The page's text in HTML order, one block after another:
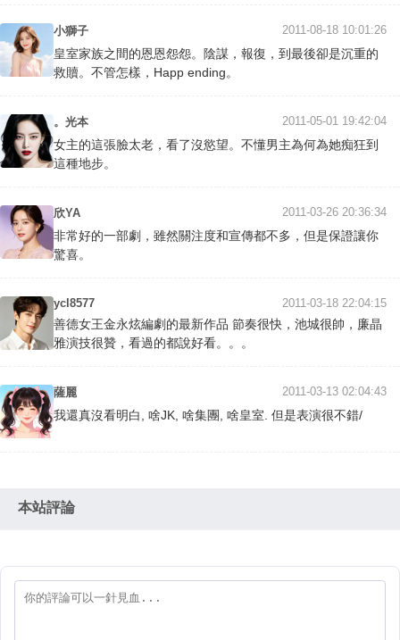
小獅子 2011-08-18 10:01:26
皇室家族之間的恩恩怨怨。陰謀，報復，到最後卻是沉重的
救贖。不管怎樣，Happ ending。
。光本 2011-05-01 19:42:04
女主的這張臉太老，看了沒慾望。不懂男主為何為她痴狂到
這種地步。
欣YA 2011-03-26 20:36:34
非常好的一部劇，雖然關注度和宣傳都不多，但是保證讓你
驚喜。
ycl8577 2011-03-18 22:04:15
善德女王金永炫編劇的最新作品 節奏很快，池城很帥，廉晶
雅演技很贊，看過的都說好看。。。
薩麗 2011-03-13 02:04:43
我還真沒看明白, 啥JK, 啥集團, 啥皇室. 但是表演很不錯/
本站評論